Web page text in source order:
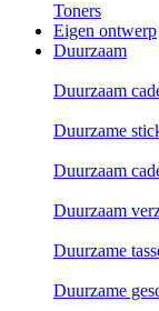
Toners
Eigen ontwerp
Duurzaam
Duurzaam
Duurzame
Duurzaam
Duurzaam
Duurzame
Duurzame